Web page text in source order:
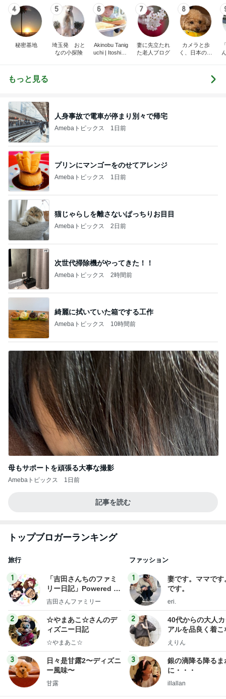
4
秘密基地
5
埼玉発 おと
なの小探険
6
Akinobu Tanig
uchi | Itoshima
7
妻に先立たれ
た老人ブログ
8
カメラと歩
く、日本の風
もっと見る
人身事故で電車が停まり別々で帰宅
Amebaトピックス 1日前
プリンにマンゴーをのせてアレンジ
Amebaトピックス 1日前
猫じゃらしを離さないぱっちりお目目
Amebaトピックス 2日前
次世代掃除機がやってきた！！
Amebaトピックス 2時間前
綺麗に拭いていた箱でする工作
Amebaトピックス 10時間前
母もサポートを頑張る大事な撮影
Amebaトピックス 1日前
記事を読む
トップブロガーランキング
旅行
1
「吉田さんちのファミ
リー日記」Powered b
y Ameba 吉田さんファ
ログ
吉田さんファミリー
2
☆やまあこ☆さんのデ
ィズニー日記
☆やまあこ☆
3
日々是甘露2〜ディズニ
ー風味〜
甘露
ファッション
1
妻です。ママです
です。
eri.
2
40代からの大人
アルを品良く着こ
ファッションブロ
えりん
3
銀の滴降る降るま
に・・・
illallan